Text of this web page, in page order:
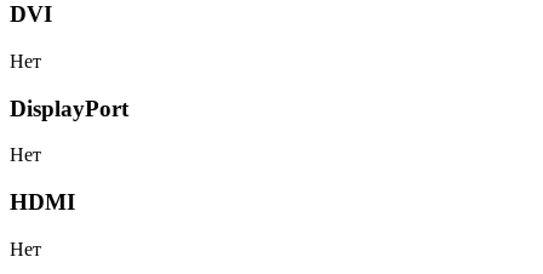
DVI
Нет
DisplayPort
Нет
HDMI
Нет